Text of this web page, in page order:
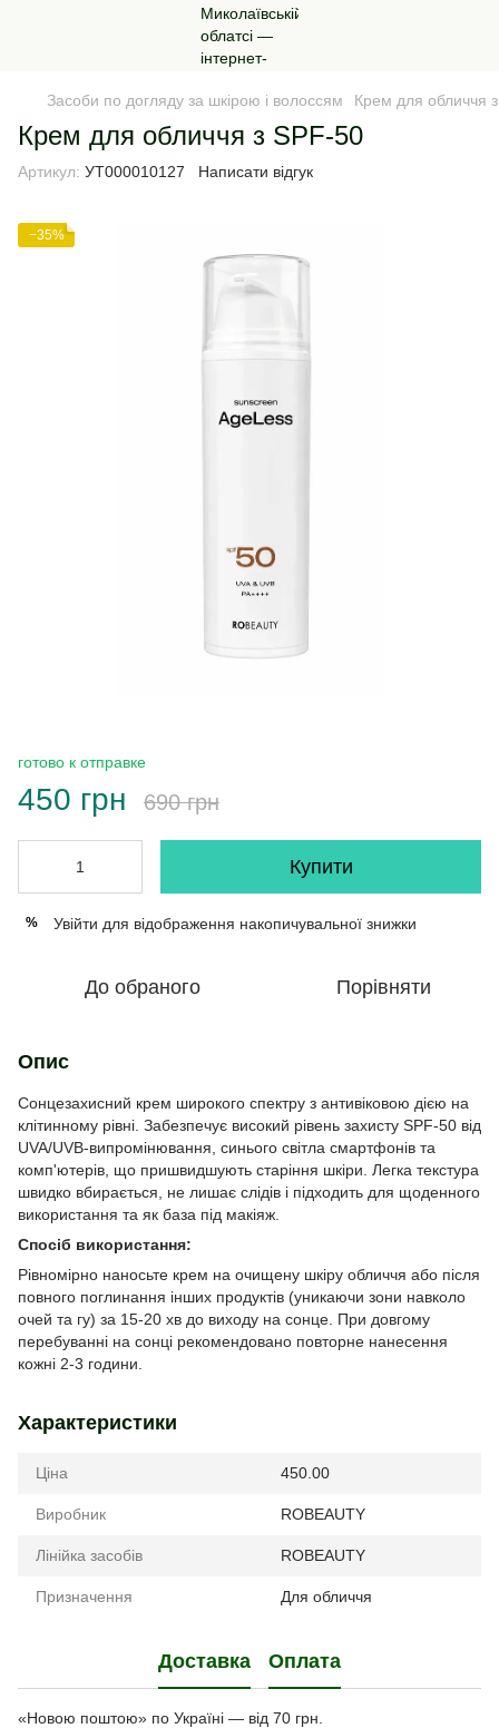
Засоби по догляду за шкірою і волоссям Крем для обличчя
Крем для обличчя з SPF-50
Артикул: УТ000010127 Написати відгук
−35%
готово к отправке
450 грн 690 грн
Купити
% Увійти для відображення накопичувальної знижки
До обраного Порівняти
Опис
Сонцезахисний крем широкого спектру з антивіковою дією на
клітинному рівні. Забезпечує високий рівень захисту SPF-50 від
UVA/UVB-випромінювання, синього світла смартфонів та
комп'ютерів, що пришвидшують старіння шкіри. Легка текстура
швидко вбирається, не лишає слідів і підходить для щоденного
використання та як база під макіяж.
Спосіб використання:
Рівномірно наносьте крем на очищену шкіру обличчя або після
повного поглинання інших продуктів (уникаючи зони навколо
очей та гу) за 15-20 хв до виходу на сонце. При довгому
перебуванні на сонці рекомендовано повторне нанесення
кожні 2-3 години.
Характеристики
Ціна 450.00
Виробник ROBEAUTY
Лінійка засобів ROBEAUTY
Призначення Для обличчя
Доставка Оплата
«Новою поштою» по Україні — від 70 грн.